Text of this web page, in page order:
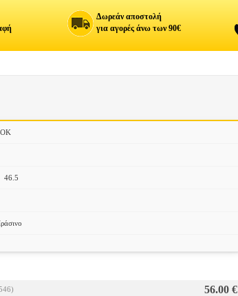
Δωρεάν αποστολή
για αγορές άνω των 90€
46.5
56.00 €